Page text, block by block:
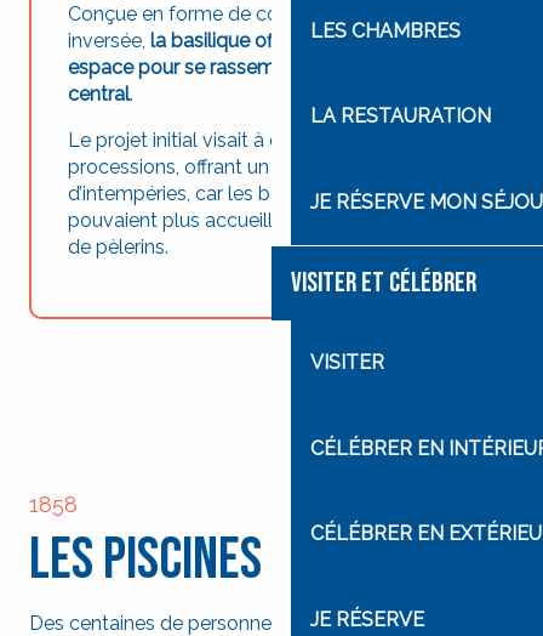
LES CHAMBRES
LA RESTAURATION
JE RÉSERVE MON
VISITER ET CÉLÉBRER
VISITER
CÉLÉBRER EN
CÉLÉBRER EN
JE RÉSERVE
Conçue en forme de coque de bateau
inversée, la basilique offre à la foule un vaste
espace pour se rassembler autour de l’autel
central.
Le projet initial visait à créer un abri pour les
processions, offrant un refuge en cas
d’intempéries, car les basiliques existantes ne
pouvaient plus accueillir la foule croissante
de pèlerins.
1858
Les Piscines
Des centaines de personnes présentes à la Grotte